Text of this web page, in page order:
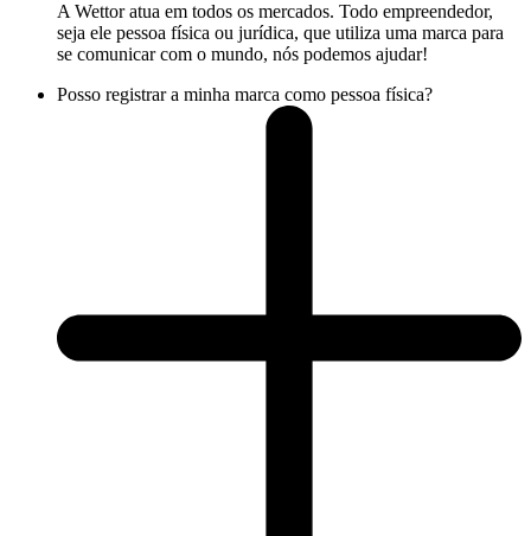
A Wettor atua em todos os mercados. Todo empreendedor,
seja ele pessoa física ou jurídica, que utiliza uma marca para
se comunicar com o mundo, nós podemos ajudar!
Posso registrar a minha marca como pessoa física?